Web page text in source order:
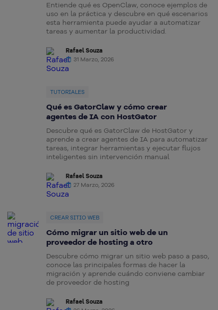
Entiende qué es OpenClaw, conoce ejemplos de
uso en la práctica y descubre en qué escenarios
esta herramienta puede ayudar a automatizar
tareas y aumentar la productividad.
Rafael Souza
31 Marzo, 2026
TUTORIALES
Qué es GatorClaw y cómo crear
agentes de IA con HostGator
Descubre qué es GatorClaw de HostGator y
aprende a crear agentes de IA para automatizar
tareas, integrar herramientas y ejecutar flujos
inteligentes sin intervención manual
Rafael Souza
27 Marzo, 2026
CREAR SITIO WEB
Cómo migrar un sitio web de un
proveedor de hosting a otro
Descubre cómo migrar un sitio web paso a paso,
conoce las principales formas de hacer la
migración y aprende cuándo conviene cambiar
de proveedor de hosting
Rafael Souza